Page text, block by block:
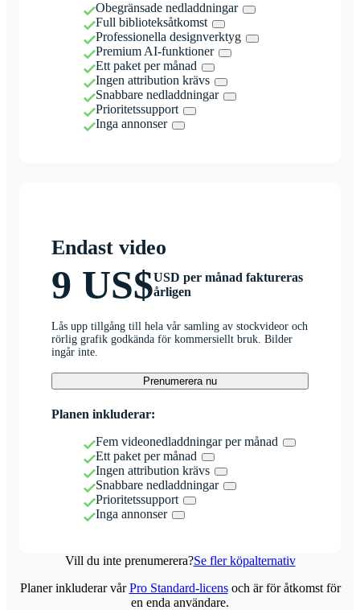
Obegränsade nedladdningar
Full biblioteksåtkomst
Professionella designverktyg
Premium AI-funktioner
Ett paket per månad
Ingen attribution krävs
Snabbare nedladdningar
Prioritetssupport
Inga annonser
Endast video
9 US$USD per månad faktureras
årligen
Lås upp tillgång till hela vår samling av stockvideor och
rörlig grafik godkända för kommersiellt bruk. Bilder
ingår inte.
Prenumerera nu
Planen inkluderar:
Fem videonedladdningar per månad
Ett paket per månad
Ingen attribution krävs
Snabbare nedladdningar
Prioritetssupport
Inga annonser
Vill du inte prenumerera?Se fler köpalternativ
Planer inkluderar vårPro Standard-licensoch är för åtkomst för
en enda användare.